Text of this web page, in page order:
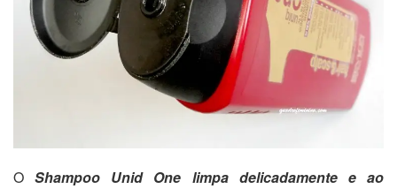
OShampoo Unid One limpa delicadamente e ao